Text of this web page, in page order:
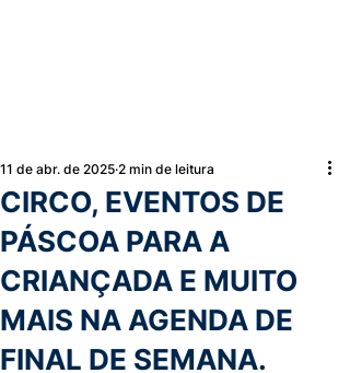
CIRCO, EVENTOS DE
PÁSCOA PARA A
CRIANÇADA E MUITO
MAIS NA AGENDA DE
FINAL DE SEMANA.
11 de abr. de 2025 2 min de leitura